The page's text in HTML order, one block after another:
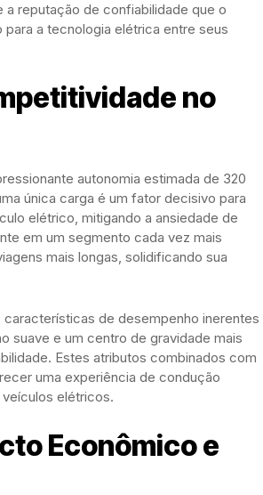
a reputação de confiabilidade que o
a tecnologia elétrica entre seus
no
autonomia estimada de 320
única carga é um fator decisivo para
elétrico, mitigando a ansiedade de
em um segmento cada vez mais
mais longas, solidificando sua
de desempenho inerentes
suave e um centro de gravidade mais
Estes atributos combinados com
uma experiência de condução
elétricos.
Econômico e